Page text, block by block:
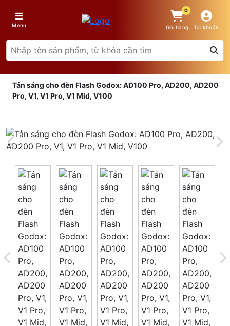
Menu
0
Giỏ hàng Tài khoản
Tản sáng cho đèn Flash Godox: AD100 Pro, AD200, AD200
Pro, V1, V1 Pro, V1 Mid, V100
Giá trên 1SP x0 đ
Tổng giá 0 đ